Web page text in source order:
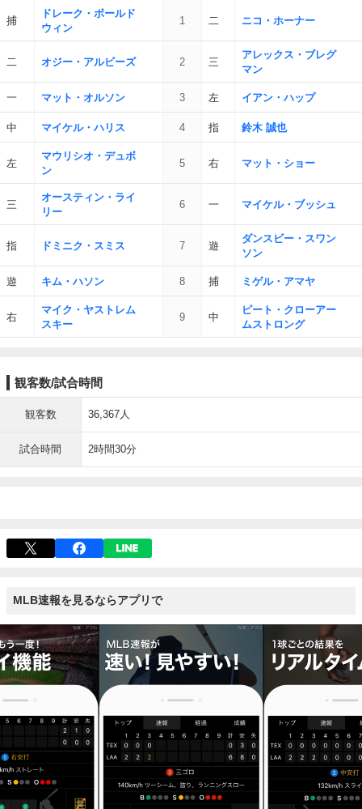
捕
ドレーク・ボールド
ウィン
1 二 ニコ・ホーナー
二 オジー・アルビーズ 2 三
アレックス・ブレグ
マン
一 マット・オルソン 3 左 イアン・ハップ
中 マイケル・ハリス 4 指 鈴木 誠也
左
マウリシオ・デュボ
ン
5 右 マット・ショー
三
オースティン・ライ
リー
6 一 マイケル・ブッシュ
指 ドミニク・スミス 7 遊
ダンスビー・スワン
ソン
遊 キム・ハソン 8 捕 ミゲル・アマヤ
右
マイク・ヤストレム
スキー
9 中
ピート・クローアー
ムストロング
観客数/試合時間
観客数 36,367人
試合時間 2時間30分
MLB速報を見るならアプリで